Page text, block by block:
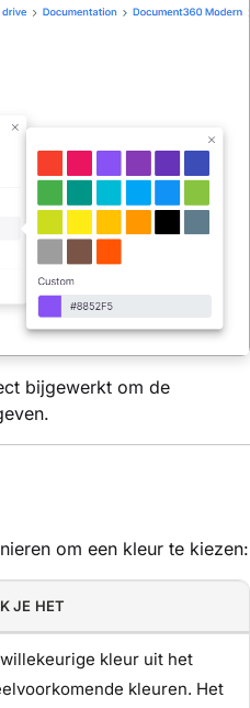
bijgewerkt om de
om een kleur te kiezen:
JE HET
kleur uit het
kleuren. Het